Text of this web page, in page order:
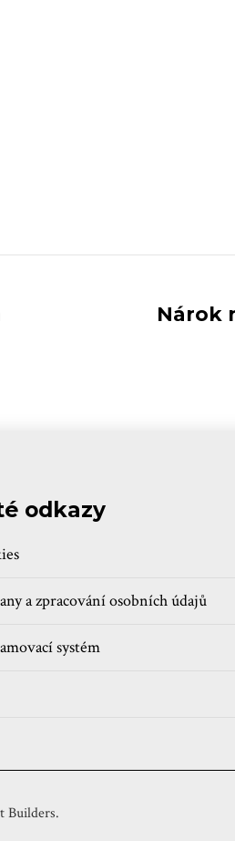
Nárok
odkazy
a zpracování osobních údajů
systém
Builders.